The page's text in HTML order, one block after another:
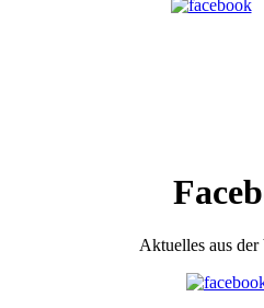
Aktuelles aus der